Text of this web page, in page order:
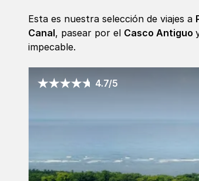
Esta es nuestra selección de viajes a
Canal, pasear por el Casco Antiguo
impecable.
4.7/5